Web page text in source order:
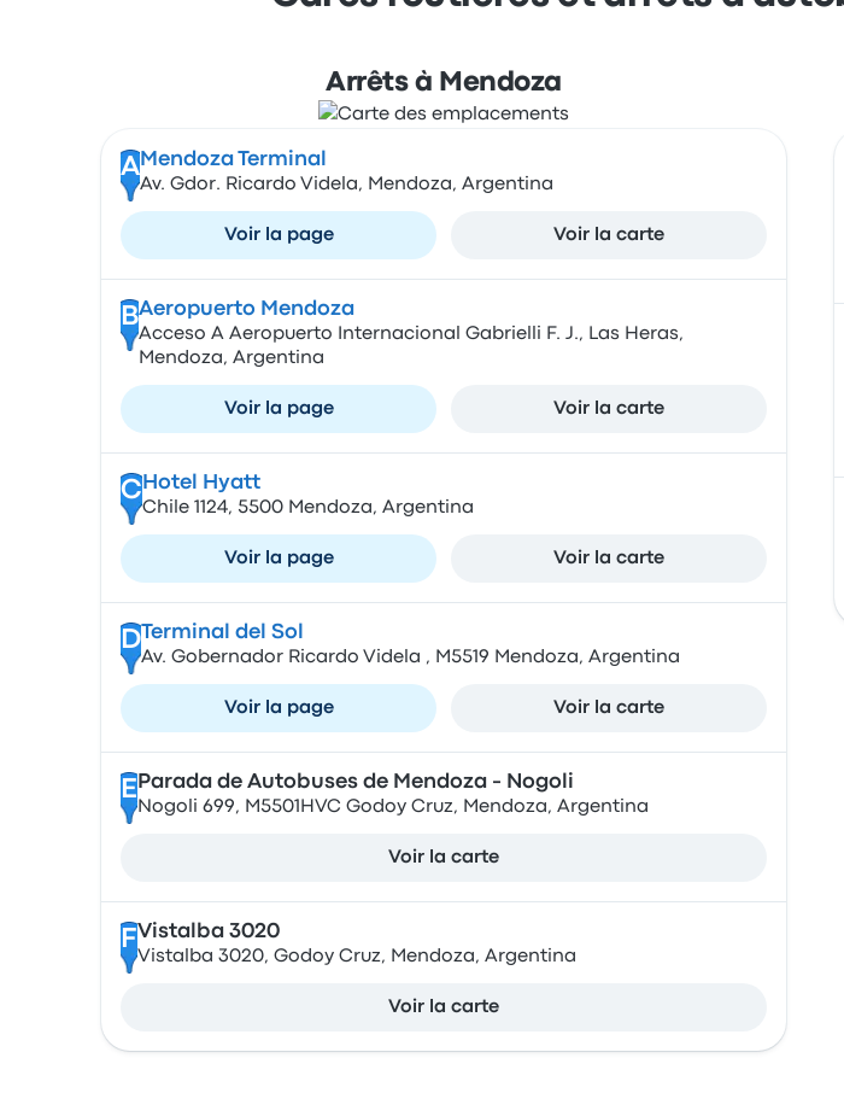
Arrêts à Mendoza
A Mendoza Terminal
Av. Gdor. Ricardo Videla, Mendoza, Argentina
Voir la page Voir la carte
BAeropuerto Mendoza
Acceso A Aeropuerto Internacional Gabrielli F. J., Las Heras,
Mendoza, Argentina
Voir la page Voir la carte
CHotel Hyatt
Chile 1124, 5500 Mendoza, Argentina
Voir la page Voir la carte
DTerminal del Sol
Av. Gobernador Ricardo Videla , M5519 Mendoza, Argentina
Voir la page Voir la carte
E Parada de Autobuses de Mendoza - Nogoli
Nogoli 699, M5501HVC Godoy Cruz, Mendoza, Argentina
Voir la carte
F Vistalba 3020
Vistalba 3020, Godoy Cruz, Mendoza, Argentina
Voir la carte